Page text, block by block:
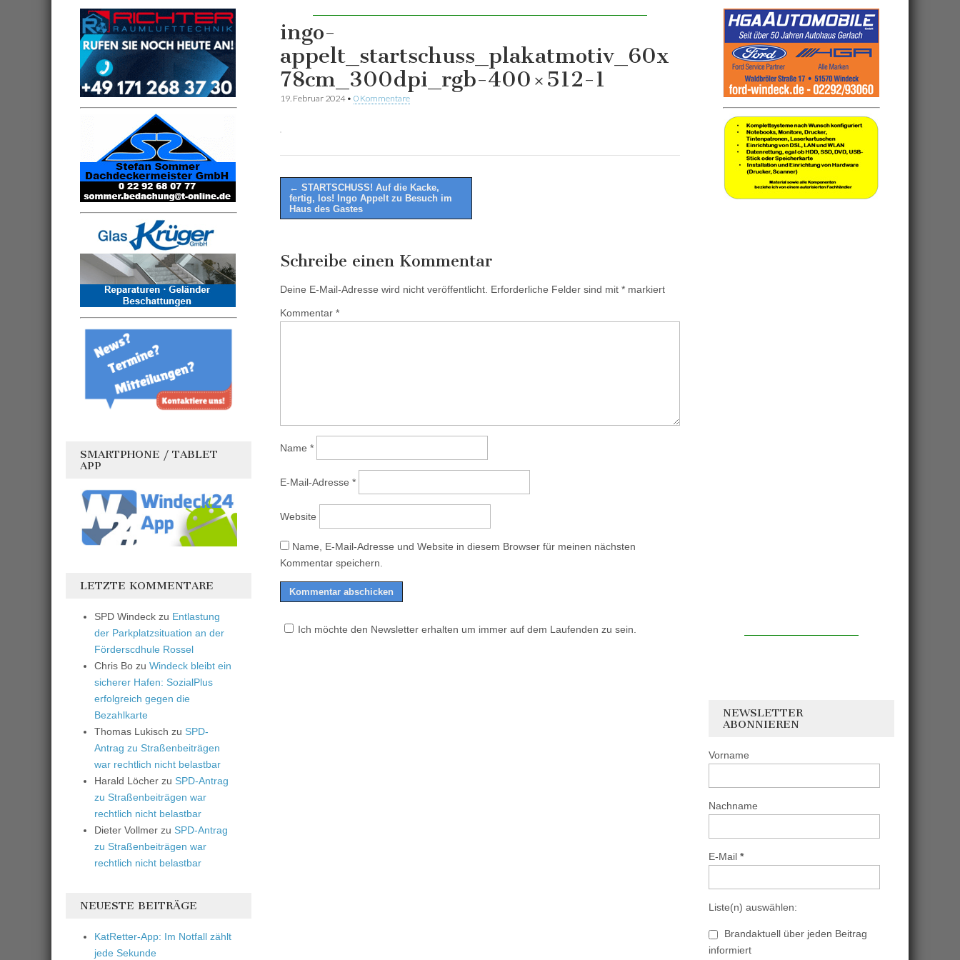
ingo-
appelt_startschuss_plakatmotiv_60x
78cm_300dpi_rgb-400×512-1
19. Februar 2024• 0 Kommentare
Post
navigation
← STARTSCHUSS! Auf die Kacke,
fertig, los! Ingo Appelt zu Besuch im
Haus des Gastes
Schreibe einen Kommentar
Deine E-Mail-Adresse wird nicht veröffentlicht. Erforderliche Felder sind mit * markiert
Kommentar *
Name *
E-Mail-Adresse *
Website
Name, E-Mail-Adresse und Website in diesem Browser für meinen nächsten
Kommentar speichern.
Ich möchte den Newsletter erhalten um immer auf dem Laufenden zu sein.
SMARTPHONE / TABLET
APP
LETZTE KOMMENTARE
SPD Windeck zu Entlastung
der Parkplatzsituation an der
Förderscdhule Rossel
Chris Bo zu Windeck bleibt ein
sicherer Hafen: SozialPlus
erfolgreich gegen die
Bezahlkarte
Thomas Lukisch zu SPD-
Antrag zu Straßenbeiträgen
war rechtlich nicht belastbar
Harald Löcher zu SPD-Antrag
zu Straßenbeiträgen war
rechtlich nicht belastbar
Dieter Vollmer zu SPD-Antrag
zu Straßenbeiträgen war
rechtlich nicht belastbar
NEUESTE BEITRÄGE
KatRetter-App: Im Notfall zählt
jede Sekunde
NEWSLETTER
ABONNIEREN
Vorname
Nachname
E-Mail *
Liste(n) auswählen:
Brandaktuell über jeden Beitrag
informiert